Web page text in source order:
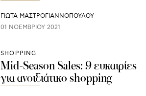
ΓΙΩΤΑ ΜΑΣΤΡΟΓΙΑΝΝΟΠΟΥΛΟΥ
01 ΝΟΕΜΒΡΊΟΥ 2021
SHOPPING
Mid-Season Sales: 9 ευκαιρίες
για ανοιξιάτικο shopping